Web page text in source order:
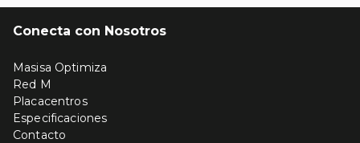
Conecta con Nosotros
Masisa Optimiza
Red M
Placacentros
Especificaciones
Contacto